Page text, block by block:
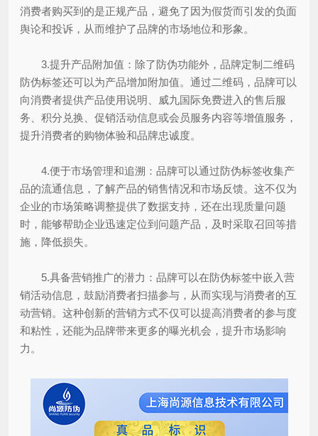
消费者购买到的是正规产品，避免了因为假货而引发的负面
舆论和投诉，从而维护了品牌的市场地位和形象。
3.提升产品附加值：除了防伪功能外，品牌定制二维码
防伪标签还可以为产品增加附加值。通过二维码，品牌可以
向消费者提供产品使用说明、威九国际免费进入的售后服
务、积分兑换、促销活动信息或会员服务内容等增值服务，
提升消费者的购物体验和品牌忠诚度。
4.便于市场管理和追溯：品牌可以通过防伪标签收集产
品的流通信息，了解产品的销售情况和市场反馈。这不仅为
企业的市场策略调整提供了数据支持，还在出现质量问题
时，能够帮助企业迅速定位到问题产品，及时采取召回等措
施，降低损失。
5.具备营销推广的潜力：品牌可以在防伪标签中嵌入营
销活动信息，鼓励消费者扫描参与，从而实现与消费者的互
动营销。这种创新的营销方式不仅可以提高消费者的参与度
和粘性，还能为品牌带来更多的曝光机会，提升市场影响
力。